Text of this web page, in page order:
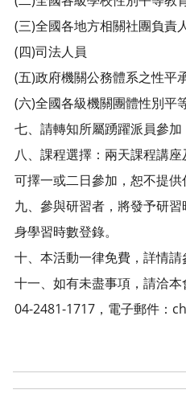
(三)全國各地方相關社團負責
(四)司法人員
(五)政府機關公務體系之性平
(六)全國各級機關團體性別平
七、請轉知所屬踴躍派員參加
八、課程選擇：兩天課程講
可擇一或二日參加，恕不提供
九、參與研習者，將發予研
身學習時數登錄。
十、本活動一律免費，詳情請
十一、如有未盡事項，請洽本
04-2481-1717，電子郵件：